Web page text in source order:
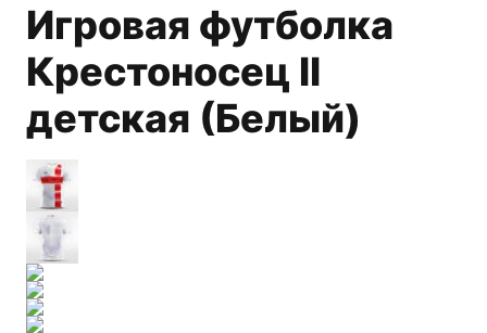
Игровая футболка
Крестоносец II
детская (Белый)